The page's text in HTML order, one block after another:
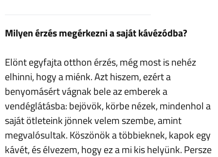
Milyen érzés megérkezni a saját kávézódba?
Elönt egyfajta otthon érzés, még most is nehéz
elhinni, hogy a miénk. Azt hiszem, ezért a
benyomásért vágnak bele az emberek a
vendéglátásba: bejövök, körbe nézek, mindenhol a
saját ötleteink jönnek velem szembe, amint
megvalósultak. Köszönök a többieknek, kapok egy
kávét, és élvezem, hogy ez a mi kis helyünk. Persze